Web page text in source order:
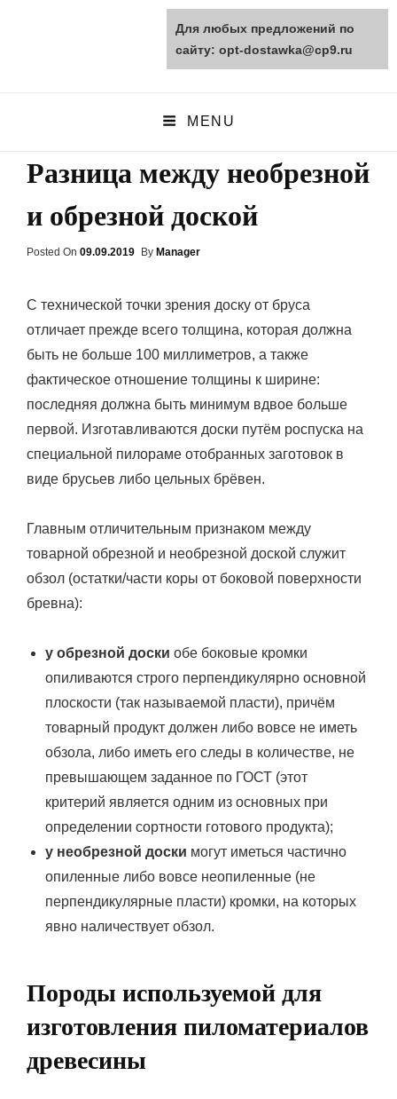
opt-dostawka.ru
MENU
Разница между необрезной
и обрезной доской
Posted On Posted
09.09.2019 By Manager
С технической точки зрения доску от бруса
отличает прежде всего толщина, которая должна
быть не больше 100 миллиметров, а также
фактическое отношение толщины к ширине:
последняя должна быть минимум вдвое больше
первой. Изготавливаются доски путём роспуска на
специальной пилораме отобранных заготовок в
виде брусьев либо цельных брёвен.
Главным отличительным признаком между
товарной обрезной и необрезной доской служит
обзол (остатки/части коры от боковой поверхности
бревна):
у обрезной доски обе боковые кромки
опиливаются строго перпендикулярно основной
плоскости (так называемой пласти), причём
товарный продукт должен либо вовсе не иметь
обзола, либо иметь его следы в количестве, не
превышающем заданное по ГОСТ (этот
критерий является одним из основных при
определении сортности готового продукта);
у необрезной доски могут иметься частично
опиленные либо вовсе неопиленные (не
перпендикулярные пласти) кромки, на которых
явно наличествует обзол.
Породы используемой для
изготовления пиломатериалов
древесины
Для любых предложений по
сайту: opt-dostawka@cp9.ru